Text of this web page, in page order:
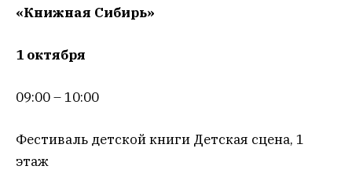
«Книжная Сибирь»
1 октября
09:00 – 10:00
Фестиваль детской книги Детская сцена, 1
этаж